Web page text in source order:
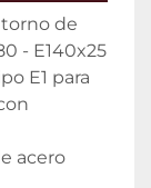
de
- E140x25
E1 para
acero